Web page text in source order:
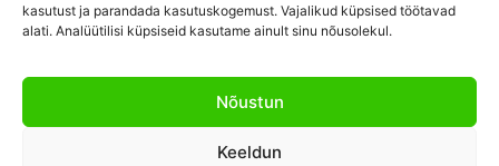
kasutust ja parandada kasutuskogemust. Vajalikud küpsised töötavad
alati. Analüütilisi küpsiseid kasutame ainult sinu nõusolekul.
Nõustun
Keeldun